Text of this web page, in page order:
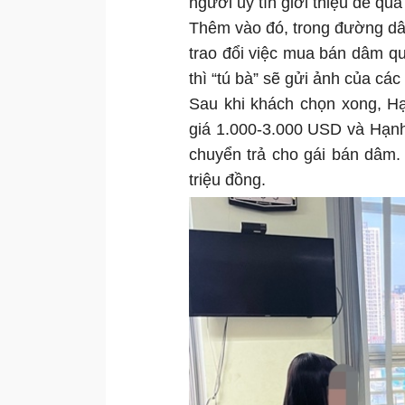
Thêm vào đó, trong đường
trao đổi việc mua bán dâm
thì “tú bà” sẽ gửi ảnh của
Sau khi khách chọn xong,
giá 1.000-3.000 USD và
chuyển trả cho gái bán
triệu đồng.